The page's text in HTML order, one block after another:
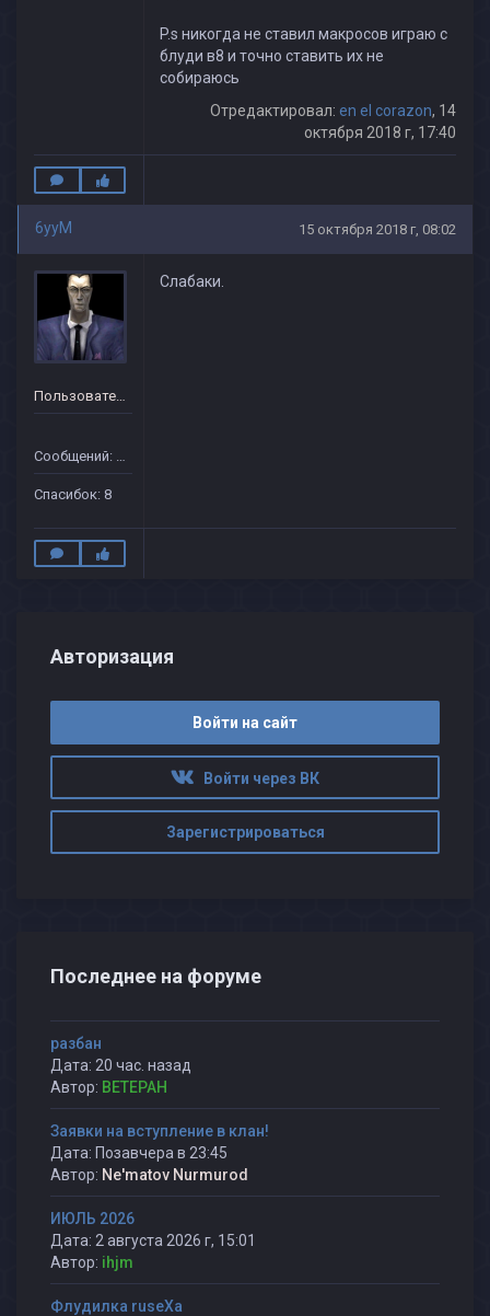
P.s никогда не ставил макросов играю с
блуди в8 и точно ставить их не
собираюсь
Отредактировал: en el corazon, 14
октября 2018 г, 17:40
6yyM 15 октября 2018 г, 08:02
Пользователь
Сообщений: 28
Спасибок: 8
Слабаки.
Авторизация
Войти на сайт
Войти через ВК
Зарегистрироваться
Последнее на форуме
разбан
Дата: 20 час. назад
Автор: BETEPAH
Заявки на вступление в клан!
Дата: Позавчера в 23:45
Автор: Ne'matov Nurmurod
ИЮЛЬ 2026
Дата: 2 августа 2026 г, 15:01
Автор: ihjm
Флудилка ruseXа